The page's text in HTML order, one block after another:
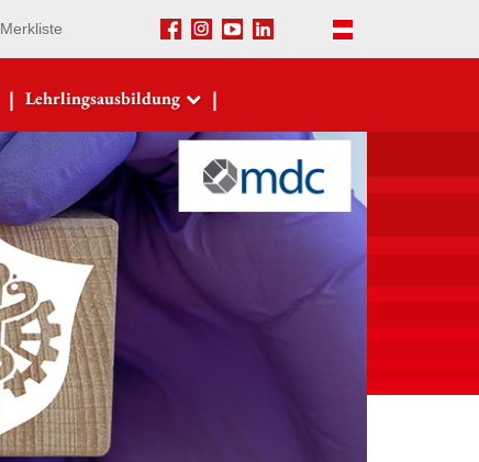
Merkliste Facebook
Instagram
YoutubeLinkedIn Deutsch
| Lehrlingsausbildung |